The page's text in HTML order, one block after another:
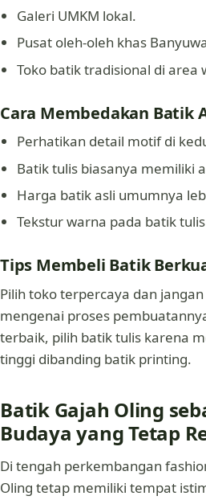
Galeri UMKM lokal.
Pusat oleh-oleh khas
Toko batik tradisional di area
Cara Membedakan Batik
Perhatikan detail motif di
Batik tulis biasanya memiliki
Harga batik asli umumnya
Tekstur warna pada batik
Tips Membeli Batik
Pilih toko terpercaya dan
mengenai proses
terbaik, pilih batik tulis karena
tinggi dibanding batik printing.
Batik Gajah Oling
Budaya yang Tetap
Di tengah perkembangan
Oling tetap memiliki tempat